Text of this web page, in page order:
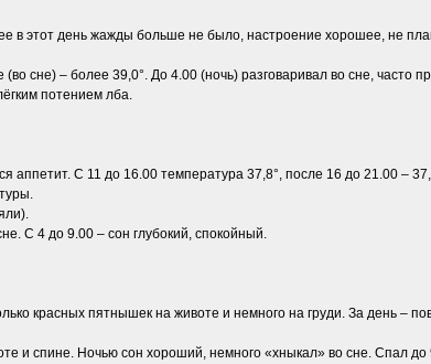
в этот день жажды больше не было, настроение хорошее, не
сне) – более 39,0°. До 4.00 (ночь) разговаривал во сне, часто
потением лба.
аппетит. С 11 до 16.00 температура 37,8°, после 16 до 21.00 –
С 4 до 9.00 – сон глубокий, спокойный.
красных пятнышек на животе и немного на груди. За день –
и спине. Ночью сон хороший, немного «хныкал» во сне. Спал до